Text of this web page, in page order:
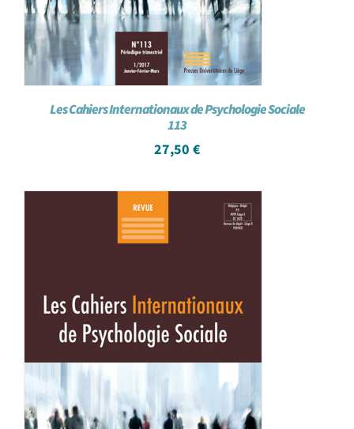
Les Cahiers Internationaux de Psychologie Sociale
113
27,50 €